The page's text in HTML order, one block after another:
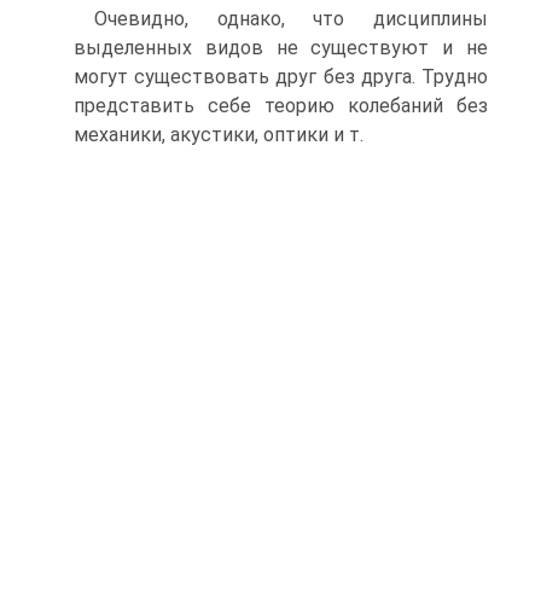
Очевидно, однако, что дисциплины
выделенных видов не существуют и не
могут существовать друг без друга. Трудно
представить себе теорию колебаний без
механики, акустики, оптики и т.